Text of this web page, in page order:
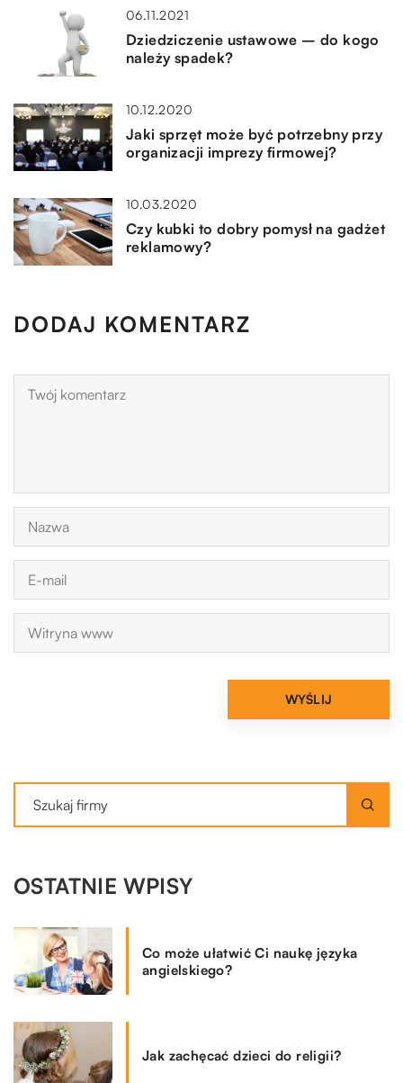
06.11.2021
Dziedziczenie ustawowe – do kogo
należy spadek?
10.12.2020
Jaki sprzęt może być potrzebny przy
organizacji imprezy firmowej?
10.03.2020
Czy kubki to dobry pomysł na gadżet
reklamowy?
DODAJ KOMENTARZ
OSTATNIE WPISY
Co może ułatwić Ci naukę języka
angielskiego?
Jak zachęcać dzieci do religii?